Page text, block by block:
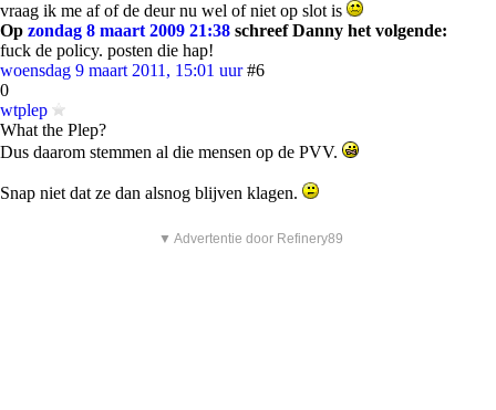
vraag ik me af of de deur nu wel of niet op slot is
Op zondag 8 maart 2009 21:38 schreef Danny het volgende:
fuck de policy. posten die hap!
woensdag 9 maart 2011, 15:01 uur #6
0
wtplep
What the Plep?
Dus daarom stemmen al die mensen op de PVV.
Snap niet dat ze dan alsnog blijven klagen.
▼ Advertentie door Refinery89